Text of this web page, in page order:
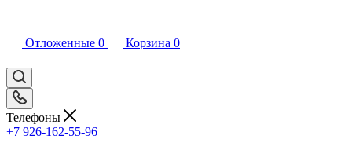
Отложенные 0 Корзина 0
Телефоны
+7 926-162-55-96